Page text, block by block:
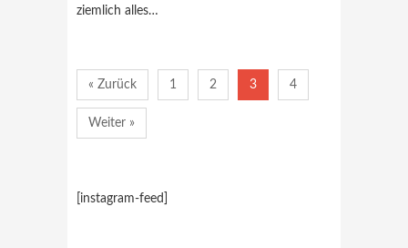
ziemlich alles…
« Zurück 1 2 3 4
Weiter »
[instagram-feed]